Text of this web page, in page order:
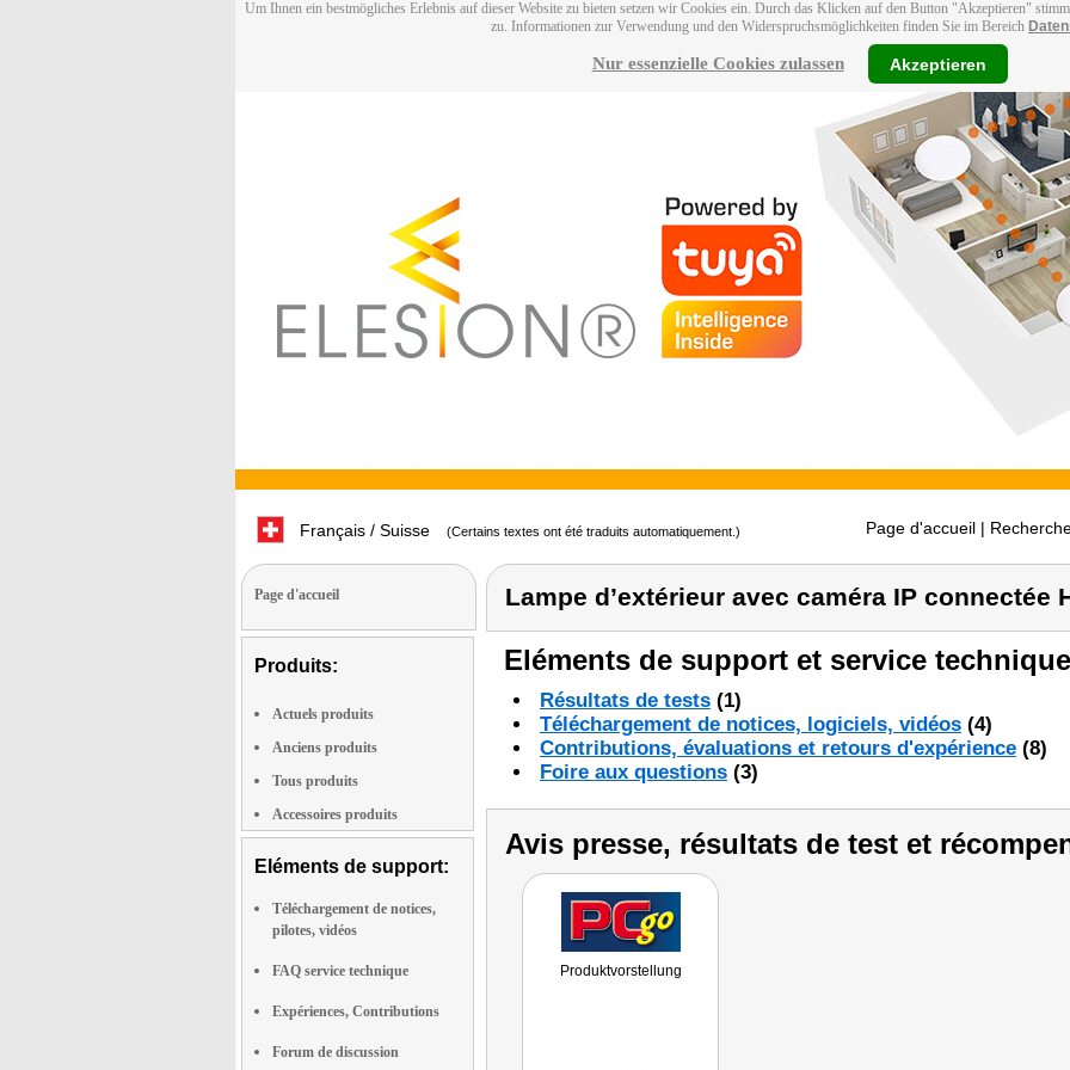
Um Ihnen ein bestmögliches Erlebnis auf dieser Website zu bieten setzen wir Cookies ein. Durch das Klicken auf den Button "Akzeptieren"
zu. Informationen zur Verwendung und den Widerspruchsmöglichkeiten finden Sie im Bereich
Nur essenzielle Cookies zulassen Akzeptieren
Français / Suisse (Certains textes ont été traduits automatiquement.) Page d'accueil |
Page d'accueil
Produits:
Actuels produits
Anciens produits
Tous produits
Accessoires produits
Eléments de support:
Téléchargement de notices,
pilotes, vidéos
FAQ service technique
Expériences, Contributions
Forum de discussion
Lampe d’extérieur avec caméra IP connectée
Eléments de support et service
Résultats de tests (1)
Téléchargement de notices, logiciels, vidéos (4)
Contributions, évaluations et retours d'expérience (8)
Foire aux questions (3)
Avis presse, résultats de test et
Produktvorstellung